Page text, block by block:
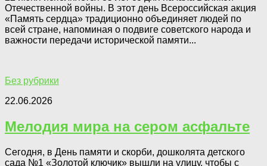
Отечественной войны. В этот день Всероссийская акция
«Память сердца» традиционно объединяет людей по
всей стране, напоминая о подвиге советского народа и
важности передачи исторической памяти...
Без рубрики
22.06.2026
Мелодия мира на сером асфальте
Сегодня, в День памяти и скорби, дошколята детского
сада №1 «Золотой ключик» вышли на улицу, чтобы с